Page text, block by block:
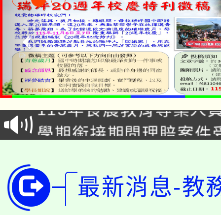
淨零綠生活教案入校路
115年食農教育專業人
程
學期銜接期間理賠案件
版
公告本校115學年度第
代理(課)教師甄選結果(
「2026金融保險知識
最新消息-教